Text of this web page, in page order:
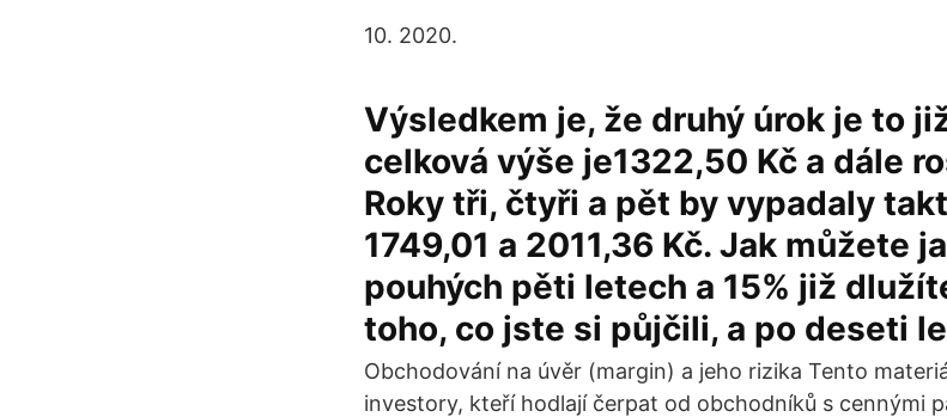
10. 2020.
Výsledkem je, že druhý úrok je to
celková výše je1322,50 Kč a dále
Roky tři, čtyři a pět by vypadaly
1749,01 a 2011,36 Kč. Jak můžete
pouhých pěti letech a 15% již
toho, co jste si půjčili, a po deseti
Obchodování na úvěr (margin) a jeho rizika Tento
investory, kteří hodlají čerpat od obchodníků s cennými